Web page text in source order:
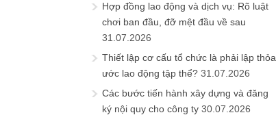
Hợp đồng lao động và dịch vụ: Rõ luật
chơi ban đầu, đỡ mệt đầu về sau
31.07.2026
Thiết lập cơ cấu tổ chức là phải lập thỏa
ước lao động tập thể? 31.07.2026
Các bước tiến hành xây dựng và đăng
ký nội quy cho công ty 30.07.2026